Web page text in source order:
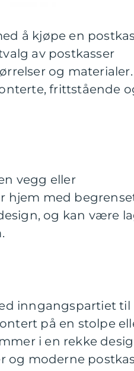
å kjøpe en
av postkasser
og materialer.
frittstående
vegg eller
hjem med
og kan være
inngangspartiet til
på en stolpe
i en rekke
og moderne